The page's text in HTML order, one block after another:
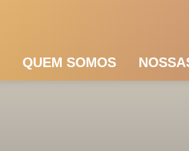
QUEM SOMOS